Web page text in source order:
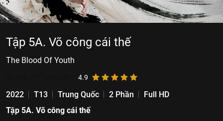
Tập 5A. Võ công cái thế
The Blood Of Youth
4.9
2022 T13 Trung Quốc 2 Phần
Full HD
Tập 5A. Võ công cái thế